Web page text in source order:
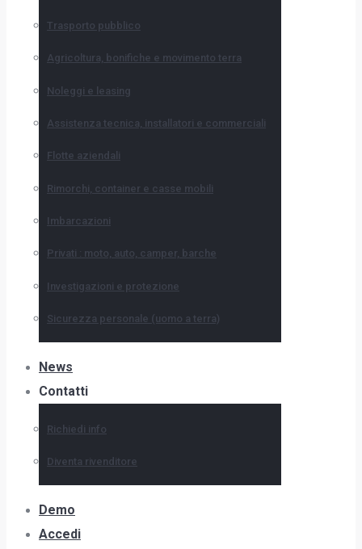
Trasporto pubblico
Agricoltura, bonifiche e movimento terra
Noleggi e leasing
Assistenza tecnica, installatori e commerciali
Flotte aziendali
Rimorchi, container e casse mobili
Imbarcazioni
Privati : moto, auto, camper, barche
Investigazioni e protezione
Sicurezza personale (uomo a terra)
News
Contatti
Richiedi info
Diventa rivenditore
Demo
Accedi